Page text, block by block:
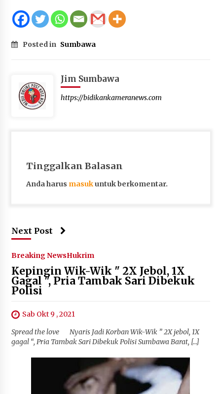
Posted in Sumbawa
Jim Sumbawa
https://bidikankameranews.com
Tinggalkan Balasan
Anda harus masukuntuk berkomentar.
Next Post
Breaking NewsHukrim
Kepingin Wik-Wik " 2X Jebol, 1X
Gagal ", Pria Tambak Sari Dibekuk
Polisi
Sab Okt 9 , 2021
Spread the love Nyaris Jadi Korban Wik-Wik ” 2X jebol, 1X
gagal “, Pria Tambak Sari Dibekuk Polisi Sumbawa Barat, […]